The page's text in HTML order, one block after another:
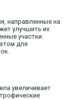
направленные на
улучшить их
участки.
для
увеличивает